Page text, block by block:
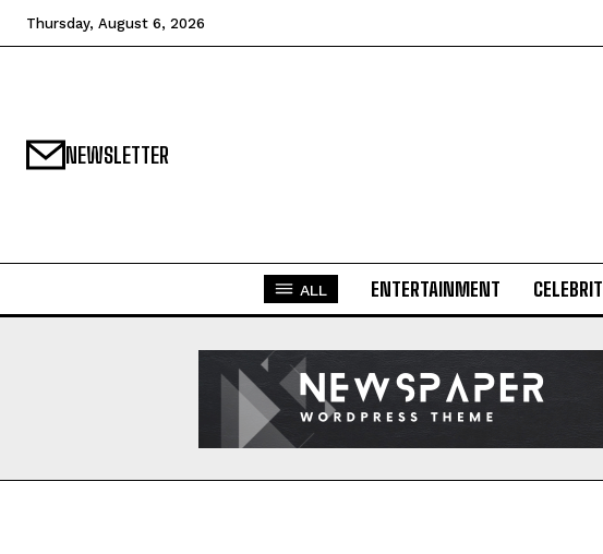
Thursday, August 6, 2026
NEWSLETTER
ALL ENTERTAINMENT